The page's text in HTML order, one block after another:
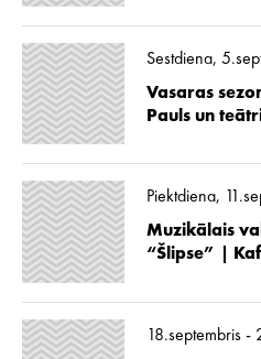
Sestdiena,
Vasaras
Pauls un
Piektdiena,
Muzikālais
“Šlipse” |
18.septembris -